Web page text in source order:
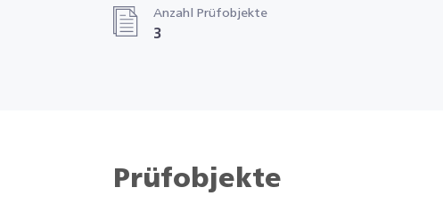
Anzahl Prüfobjekte
3
Prüfobjekte